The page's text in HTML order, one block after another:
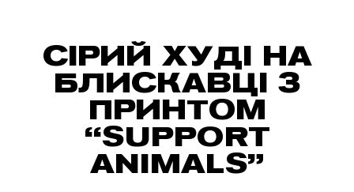
СІРИЙ ХУДІ НА
БЛИСКАВЦІ З
ПРИНТОМ
“SUPPORT
ANIMALS”